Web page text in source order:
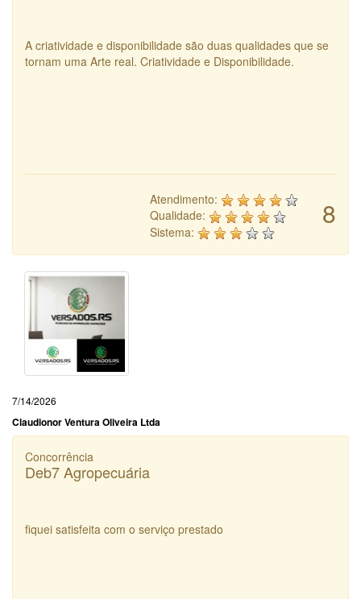
A criatividade e disponibilidade são duas qualidades que se
tornam uma Arte real. Criatividade e Disponibilidade.
8
Atendimento:
Qualidade:
Sistema:
7/14/2026
Claudionor Ventura Oliveira Ltda
Concorrência
Deb7 Agropecuária
fiquei satisfeita com o serviço prestado